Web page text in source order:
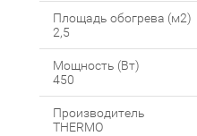
Площадь обогрева (м2)
2,5
Мощность (Вт)
450
Производитель
THERMO